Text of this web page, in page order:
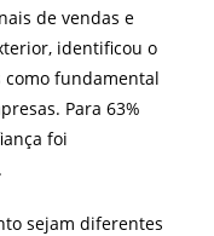
de vendas e
identificou o
fundamental
Para 63%
foi
sejam diferentes